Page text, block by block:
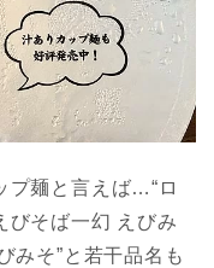
プ麺と言えば…“ロ
びそば一幻 えびみ
みそ”と若干品名も